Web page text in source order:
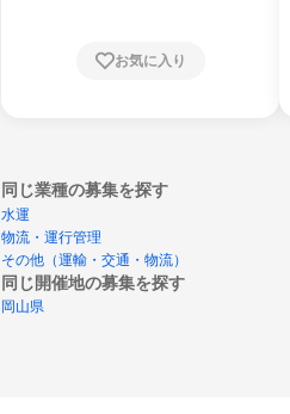
お気に入り
同じ業種の募集を探す
水運
物流・運行管理
その他（運輸・交通・物流）
同じ開催地の募集を探す
岡山県